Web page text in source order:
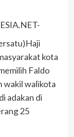
kota
Faldo
wakil walikota
adakan di
25